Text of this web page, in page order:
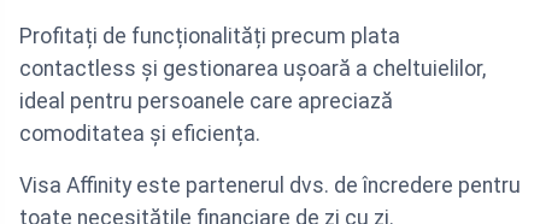
Profitați de funcționalități precum plata
contactless și gestionarea ușoară a cheltuielilor,
ideal pentru persoanele care apreciază
comoditatea și eficiența.
Visa Affinity este partenerul dvs. de încredere pentru
toate necesitățile financiare de zi cu zi.